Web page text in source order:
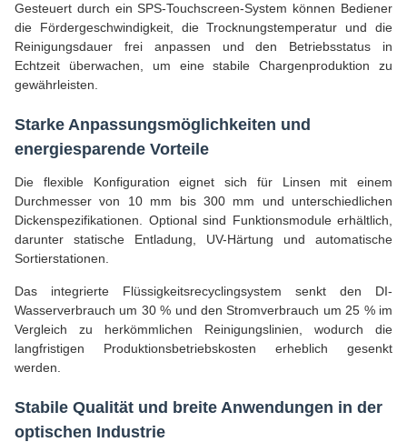
Gesteuert durch ein SPS-Touchscreen-System können Bediener
die Fördergeschwindigkeit, die Trocknungstemperatur und die
Reinigungsdauer frei anpassen und den Betriebsstatus in
Echtzeit überwachen, um eine stabile Chargenproduktion zu
gewährleisten.
Starke Anpassungsmöglichkeiten und
energiesparende Vorteile
Die flexible Konfiguration eignet sich für Linsen mit einem
Durchmesser von 10 mm bis 300 mm und unterschiedlichen
Dickenspezifikationen. Optional sind Funktionsmodule erhältlich,
darunter statische Entladung, UV-Härtung und automatische
Sortierstationen.
Das integrierte Flüssigkeitsrecyclingsystem senkt den DI-
Wasserverbrauch um 30 % und den Stromverbrauch um 25 % im
Vergleich zu herkömmlichen Reinigungslinien, wodurch die
langfristigen Produktionsbetriebskosten erheblich gesenkt
werden.
Stabile Qualität und breite Anwendungen in der
optischen Industrie